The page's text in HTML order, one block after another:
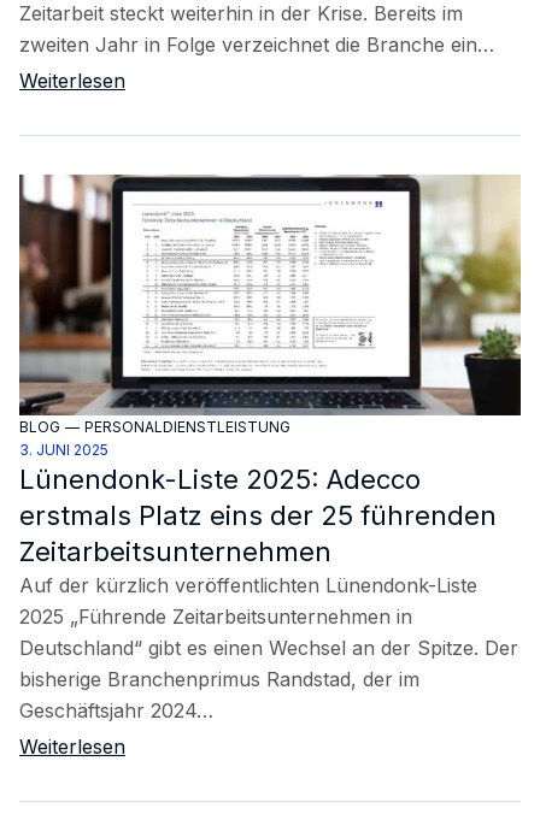
Zeitarbeit steckt weiterhin in der Krise. Bereits im
zweiten Jahr in Folge verzeichnet die Branche ein…
Weiterlesen
BLOG — PERSONALDIENSTLEISTUNG
3. JUNI 2025
Lünendonk-Liste 2025: Adecco
erstmals Platz eins der 25 führenden
Zeitarbeitsunternehmen
Auf der kürzlich veröffentlichten Lünendonk-Liste
2025 „Führende Zeitarbeitsunternehmen in
Deutschland“ gibt es einen Wechsel an der Spitze. Der
bisherige Branchenprimus Randstad, der im
Geschäftsjahr 2024…
Weiterlesen